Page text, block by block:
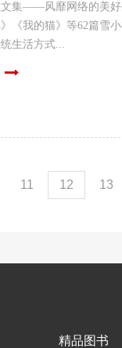
集——风靡网络的美
《我的猫》等62篇雪
生活方式...
11 12 13
精品图书